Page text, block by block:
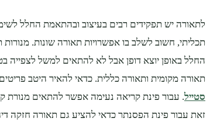
לתאורה יש תפקידים רבים בעיצוב ובהתאמת החלל
תכליתי, חשוב לשלב בו אפשרויות תאורה שונות.
החלל באופן יוצא דופן אבל לא להתאים למשל לצפייה
תאורה מקומית ותאורה כללית. כדאי להאיר היטב
סטייל. עבור פינת קריאה נעימה אפשר להתאים מנורת
זאת עבור פינת הפסנתר כדאי להציע גם תאורה חזקה